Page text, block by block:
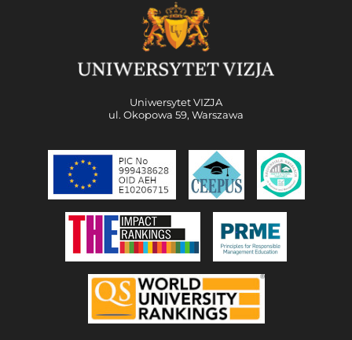
Uniwersytet VIZJA
ul. Okopowa 59, Warszawa